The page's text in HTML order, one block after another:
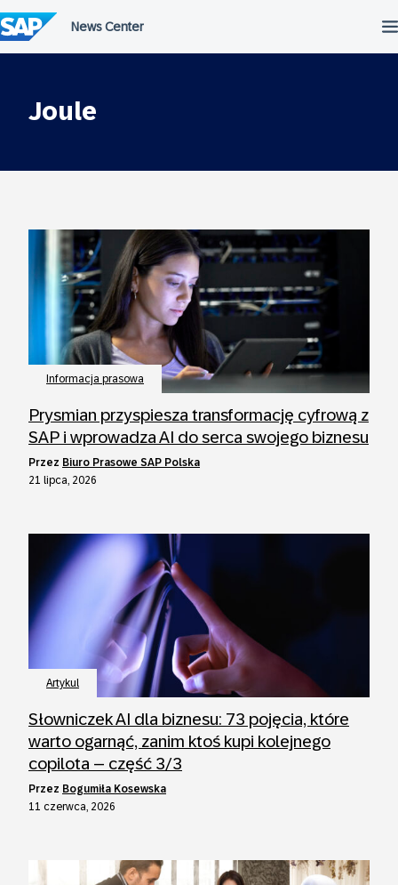
do
treści
Joule
Informacja prasowa
Prysmian przyspiesza transformację cyfrową z
SAP i wprowadza AI do serca swojego biznesu
przez Biuro Prasowe SAP Polska
21 lipca, 2026
Artykul
Słowniczek AI dla biznesu: 73 pojęcia, które
warto ogarnąć, zanim ktoś kupi kolejnego
copilota – część 3/3
przez Bogumiła Kosewska
11 czerwca, 2026